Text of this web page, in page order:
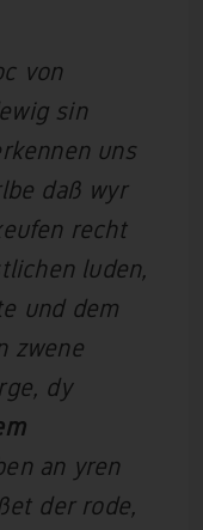
von
sin
uns
daß wyr
recht
luden,
und dem
zwene
dy
an yren
der rode,